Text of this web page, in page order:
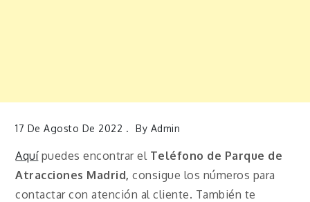
17 De Agosto De 2022 By Admin
Aquípuedes encontrar el Teléfono de Parque de
Atracciones Madrid,consigue los números para
contactar con atención al cliente. También te